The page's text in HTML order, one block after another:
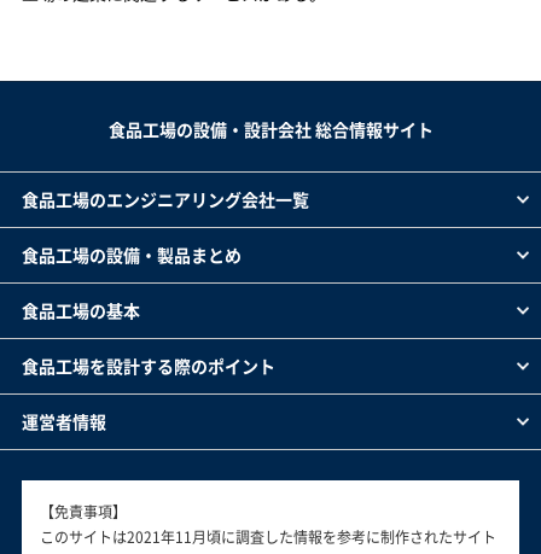
食品工場の設備・設計会社 総合情報サイト
食品工場のエンジニアリング会社一覧
食品工場の設備・製品まとめ
食品工場の基本
食品工場を設計する際のポイント
運営者情報
【免責事項】
このサイトは2021年11月頃に調査した情報を参考に制作されたサイト